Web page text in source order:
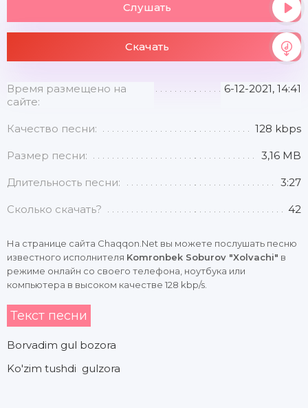
Слушать
Скачать
Время размещено на
сайте:
6-12-2021, 14:41
Качество песни: 128 kbps
Размер песни: 3,16 MB
Длительность песни: 3:27
Сколько скачать? 42
На странице сайта Chaqqon.Net вы можете послушать песню
известного исполнителя Komronbek Soburov "Xolvachi" в
режиме онлайн со своего телефона, ноутбука или
компьютера в высоком качестве 128 kbp/s.
Текст песни
Borvadim gul bozora
Ko'zim tushdi gulzora